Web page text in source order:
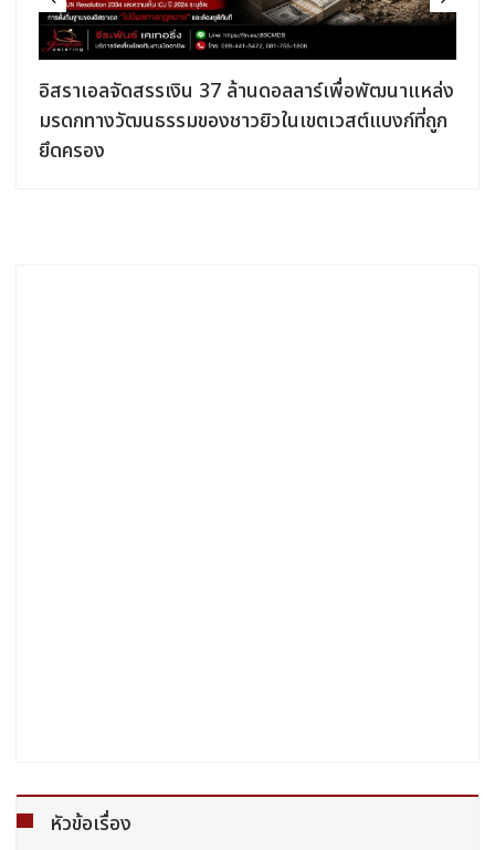
อิสราเอลจัดสรรเงิน 37 ล้านดอลลาร์เพื่อพัฒนาแหล่ง
มรดกทางวัฒนธรรมของชาวยิวในเขตเวสต์แบงก์ที่ถูก
ยึดครอง
หัวข้อเรื่อง